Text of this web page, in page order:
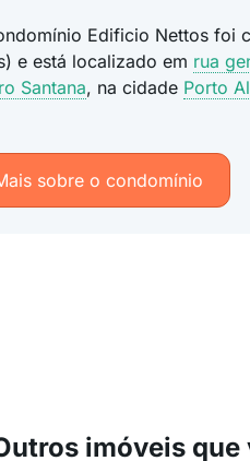
Edificio Nettos foi
e está localizado em rua
Santana, na cidade Porto
sobre o condomínio
imóveis